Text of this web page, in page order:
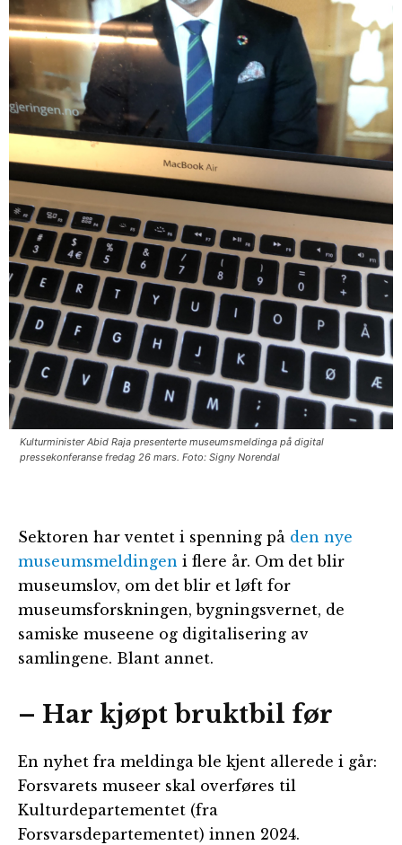
Kulturminister Abid Raja presenterte museumsmeldinga på digital
pressekonferanse fredag 26 mars. Foto: Signy Norendal
Sektoren har ventet i spenning på den nye
museumsmeldingen i flere år. Om det blir
museumslov, om det blir et løft for
museumsforskningen, bygningsvernet, de
samiske museene og digitalisering av
samlingene. Blant annet.
– Har kjøpt bruktbil før
En nyhet fra meldinga ble kjent allerede i går:
Forsvarets museer skal overføres til
Kulturdepartementet (fra
Forsvarsdepartementet) innen 2024.